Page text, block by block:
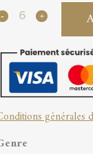
Salento
IGP
générales